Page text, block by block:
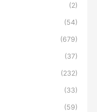
(2)
(54)
(679)
(37)
(232)
(33)
(59)